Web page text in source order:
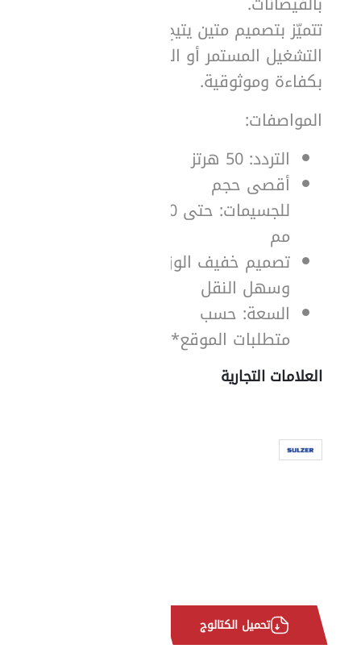
تتميّز بتصميم متين يتيح
التشغيل المستمر أو المتقطع
بكفاءة وموثوقية.
المواصفات:
التردد: 50 هرتز
أقصى حجم
للجسيمات: حتى 10
مم
تصميم خفيف الوزن
وسهل النقل
السعة: حسب
متطلبات الموقع**
العلامات التجارية
تحميل الكتالوج